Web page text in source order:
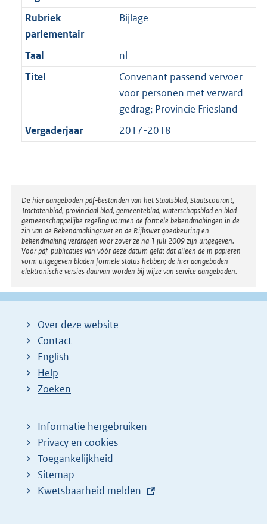
b
Rubriek
parlementair
Bijlage
Taal
nl
Titel
Convenant passend vervoer
voor personen met verward
gedrag; Provincie Friesland
Vergaderjaar
2017-2018
Disclaimer
De hier aangeboden pdf-bestanden van het Staatsblad, Staatscourant,
Tractatenblad, provinciaal blad, gemeenteblad, waterschapsblad en blad
gemeenschappelijke regeling vormen de formele bekendmakingen in de
zin van de Bekendmakingswet en de Rijkswet goedkeuring en
bekendmaking verdragen voor zover ze na 1 juli 2009 zijn uitgegeven.
Voor pdf-publicaties van vóór deze datum geldt dat alleen de in papieren
vorm uitgegeven bladen formele status hebben; de hier aangeboden
elektronische versies daarvan worden bij wijze van service aangeboden.
Over deze website
Contact
English
Help
Zoeken
Informatie hergebruiken
Privacy en cookies
Toegankelijkheid
Sitemap
E
Kwetsbaarheid melden